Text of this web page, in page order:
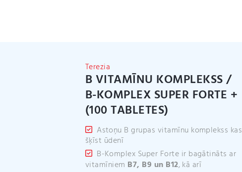
Terezia
B VITAMĪNU KOMPLEKSS /
B-KOMPLEX SUPER FORTE +
(100 TABLETES)
Astoņu B grupas vitamīnu komplekss kas
šķīst ūdenī
B-Komplex Super Forte ir bagātināts ar
vitamīniem B7, B9 un B12, kā arī